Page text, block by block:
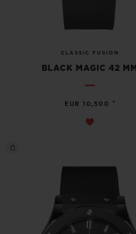
CLASSIC FUSION
BLACK MAGIC 42 MM
EUR 10,500 •